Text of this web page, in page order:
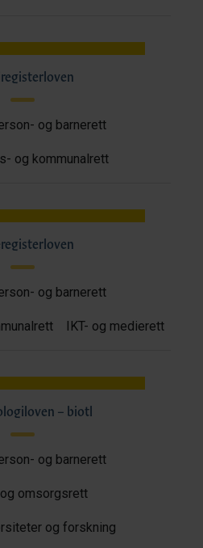
og barnerett
og kommunalrett
og barnerett
IKT- og medierett
– biotl
og barnerett
omsorgsrett
og forskning